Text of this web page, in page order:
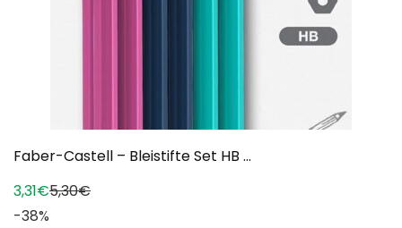
Faber-Castell – Bleistifte Set HB ...
3,31€5,30€
-38%